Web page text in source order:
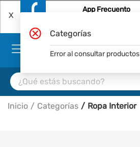
X
App Frecuento
Inicio Categorías Ropa Interior
Categorías
Error al consultar productos